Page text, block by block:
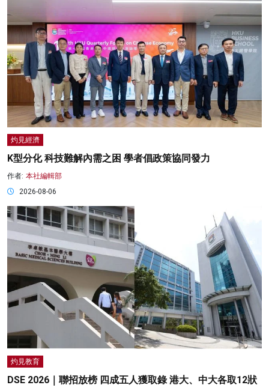
灼見經濟
K型分化 科技難解內需之困 學者倡政策協同發力
作者: 本社編輯部
2026-08-06
灼見教育
DSE 2026｜聯招放榜 四成五人獲取錄 港大、中大各取12狀